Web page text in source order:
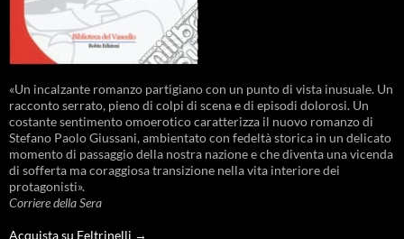
«Un incalzante romanzo partigiano con un punto di vista inusuale. Un
racconto serrato, pieno di colpi di scena e di episodi dolorosi. Un
costante sentimento omoerotico caratterizza il nuovo romanzo di
Stefano Paolo Giussani, ambientato con fedeltà storica in un delicato
momento di passaggio della nostra nazione e che diventa una vicenda
di sofferta ma coraggiosa transizione nella vita interiore dei
protagonisti».
Corriere della Sera
Acquista su Feltrinelli →